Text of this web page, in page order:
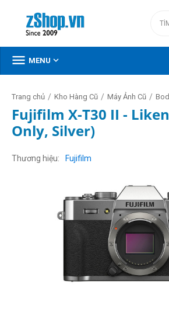
 MENU 
Trang chủ / Kho Hàng Cũ / Máy Ảnh Cũ /
Fujifilm X-T30 II -
Only, Silver)
Thương hiệu Fujifilm